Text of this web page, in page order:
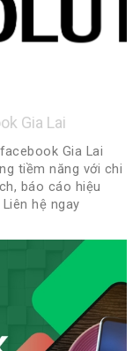
Gia Lai
Gia Lai
tiềm năng với chi
báo cáo hiệu
hệ ngay